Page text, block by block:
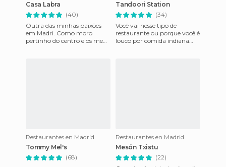
Casa Labra
(40)
Outra das minhas paixões
em Madri. Como moro
pertinho do centro e os meus
Tandoori Station
(34)
Você vai nesse tipo de
restaurante ou porque você é
louco por comida indiana
Restaurantes en Madrid
Tommy Mel's
(68)
Restaurantes en Madrid
Mesón Txistu
(22)